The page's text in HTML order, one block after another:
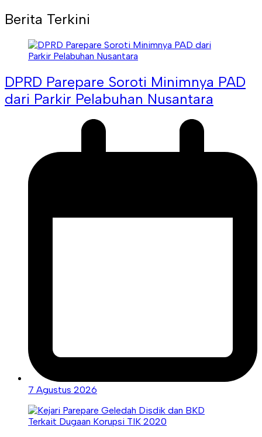
Berita Terkini
DPRD Parepare Soroti Minimnya PAD
dari Parkir Pelabuhan Nusantara
7 Agustus 2026